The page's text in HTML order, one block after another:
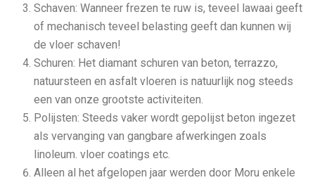
Schaven: Wanneer frezen te ruw is, teveel lawaai geeft
of mechanisch teveel belasting geeft dan kunnen wij
de vloer schaven!
Schuren: Het diamant schuren van beton, terrazzo,
natuursteen en asfalt vloeren is natuurlijk nog steeds
een van onze grootste activiteiten.
Polijsten: Steeds vaker wordt gepolijst beton ingezet
als vervanging van gangbare afwerkingen zoals
linoleum. vloer coatings etc.
Alleen al het afgelopen jaar werden door Moru enkele